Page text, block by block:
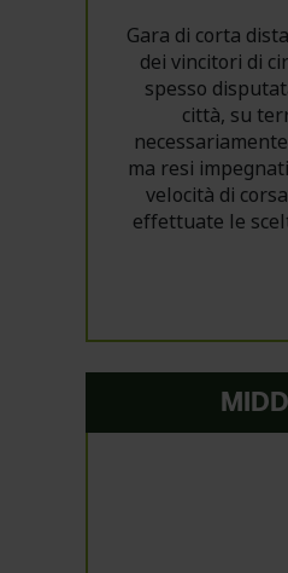
Gara di corta
dei vincitori di
spesso
città, su
ma resi
velocità di
effettuate le